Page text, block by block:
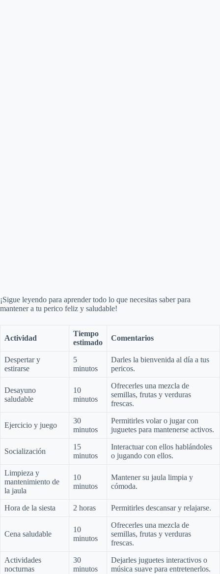
¡Sigue leyendo para aprender todo lo que necesitas saber para
mantener a tu perico feliz y saludable!
Actividad
Tiempo
estimado
Comentarios
Despertar y
estirarse
5
minutos
Darles la bienvenida al día a tus
pericos.
Desayuno
saludable
10
minutos
Ofrecerles una mezcla de
semillas, frutas y verduras
frescas.
Ejercicio y juego
30
minutos
Permitirles volar o jugar con
juguetes para mantenerse activos.
Socialización
15
minutos
Interactuar con ellos hablándoles
o jugando con ellos.
Limpieza y
mantenimiento de
la jaula
10
minutos
Mantener su jaula limpia y
cómoda.
Hora de la siesta 2 horas Permitirles descansar y relajarse.
Cena saludable
10
minutos
Ofrecerles una mezcla de
semillas, frutas y verduras
frescas.
Actividades
nocturnas
30
minutos
Dejarles juguetes interactivos o
música suave para entretenerlos.